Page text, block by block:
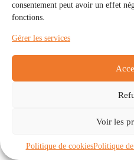
consentement peut avoir un effet
fonctions.
Gérer les services
Voir les
Politique de cookiesPolitique
Communautés
À
Politique de